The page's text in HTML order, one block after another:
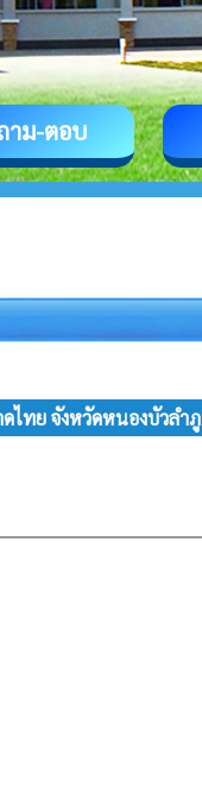
าม-ตอบ
ไทย จังหวัดหนองบัวลำภู